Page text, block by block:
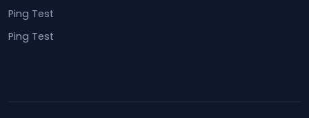
Ping Test
Ping Test